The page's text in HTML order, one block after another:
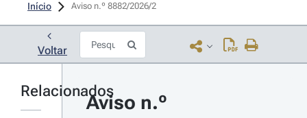
Início Aviso n.º 8882/2026/2
Voltar
Relacionados
Aviso n.º